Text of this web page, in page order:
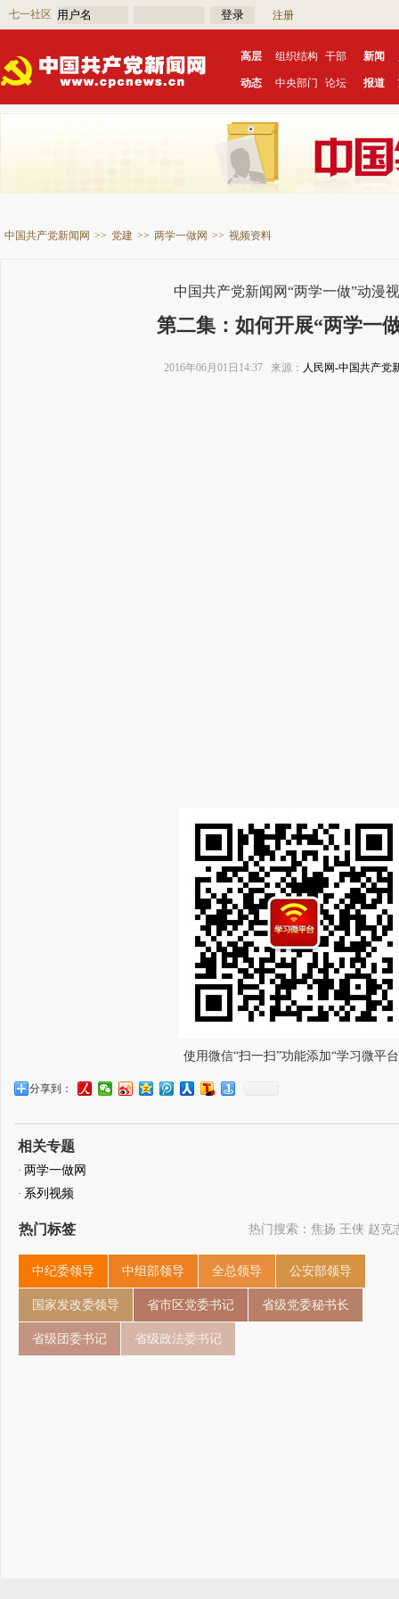
七一社区 注册
高层
动态
组织结构 干部
中央部门 论坛
新闻
报道
中国共产党新闻网 >> 党建 >> 两学一做网 >> 视频资料
中国共产党新闻网“两学一做”动漫
第二集：如何开展“两学一
2016年06月01日14:37 来源： 人民网-中国共产党
使用微信“扫一扫”功能添加“学习微平
分享到：
相关专题
· 两学一做网
· 系列视频